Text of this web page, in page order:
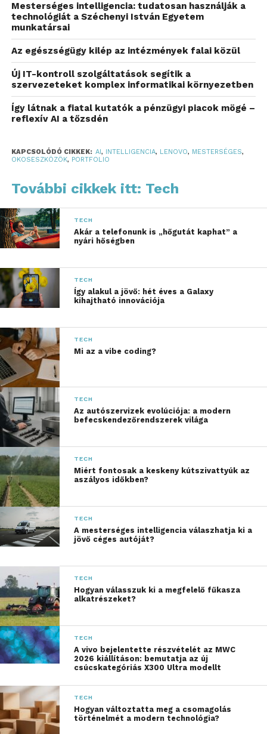
a szórakozásba.
„Az adaptív
formátumoktól és az AI-
kompatibilis
munkaállomásoktól a
kézi játékkonzolokig, a
moto ai-kompatibilis
okostelefonokig a Lenovo
újradefiniálja, hogy mit
tehet a technológia az
vállalkozások számára az
AI korszakában”–
Lenovo Intelligens
Eszközök Csoportjának
elnöke.
jövőbeli potenciálról szól,
hanem arról, hogy most, a
minél hatékonyabb
személyre szabhatóság, a
termelékenység, a
kreativitás és az
adatvédelem érdekében
valós, mindennapi
élményeket nyújtsunk.
Mindez azon a
meggyőződésünkön
alapul, hogy az okosabb
technológia, beleértve az
okosabb AI-t is, mindenki
számára elérhető,
hasznos és
Mesterséges intelligencia: tudatosan használják a
technológiát a Széchenyi István Egyetem
munkatársai
Az egészségügy kilép az intézmények falai közül
Új IT-kontroll szolgáltatások segítik a
szervezeteket komplex informatikai környezetben
Így látnak a fiatal kutatók a pénzügyi piacok mögé –
reflexív AI a tőzsdén
KAPCSOLÓDÓ CIKKEK: AI , INTELLIGENCIA, LENOVO, MESTERSÉGES,
OKOSESZKÖZÖK, PORTFOLIO
További cikkek itt: Tech
TECH
Akár a telefonunk is „hőgutát kaphat” a
nyári hőségben
TECH
Így alakul a jövő: hét éves a Galaxy
kihajtható innovációja
TECH
Mi az a vibe coding?
TECH
Az autószervizek evolúciója: a modern
befecskendezőrendszerek világa
TECH
Miért fontosak a keskeny kútszivattyúk az
aszályos időkben?
TECH
A mesterséges intelligencia válaszhatja ki a
jövő céges autóját?
TECH
Hogyan válasszuk ki a megfelelő fűkasza
alkatrészeket?
TECH
A vivo bejelentette részvételét az MWC
2026 kiállításon: bemutatja az új
csúcskategóriás X300 Ultra modellt
TECH
Hogyan változtatta meg a csomagolás
történelmét a modern technológia?